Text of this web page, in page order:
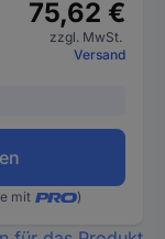
75,62 €
zzgl. MwSt.
Versand
mit )